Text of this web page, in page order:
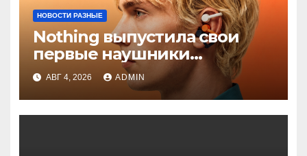
НОВОСТИ РАЗНЫЕ
Nothing выпустила свои
первые наушники
открытого типа — CMF
Clip Pro
АВГ 4, 2026 ADMIN